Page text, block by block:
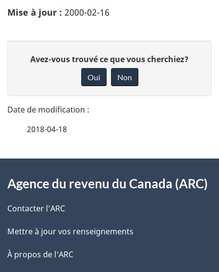
Mise à jour : 2000-02-16
t
a
l
s
l
a
n
o
t
r
e
é
t
Avez-vous trouvé ce que vous cherchiez?
Oui Non
2018-04-18
propos
de
ce
site
Agence du revenu du Canada (ARC)
Contacter l’ARC
Mettre à jour vos renseignements
À propos de l'ARC